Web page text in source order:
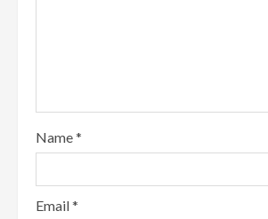
Name*
Email*